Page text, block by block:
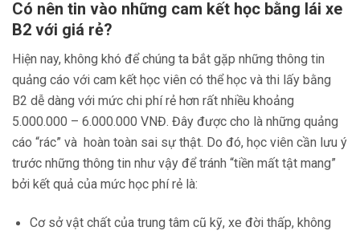
Có nên tin vào những cam kết học bằng lái xe
B2 với giá rẻ?
Hiện nay, không khó để chúng ta bắt gặp những thông tin
quảng cáo với cam kết học viên có thể học và thi lấy bằng
B2 dễ dàng với mức chi phí rẻ hơn rất nhiều khoảng
5.000.000 – 6.000.000 VNĐ. Đây được cho là những quảng
cáo “rác” và hoàn toàn sai sự thật. Do đó, học viên cần lưu ý
trước những thông tin như vậy để tránh “tiền mất tật mang”
bởi kết quả của mức học phí rẻ là:
Cơ sở vật chất của trung tâm cũ kỹ, xe đời thấp, không